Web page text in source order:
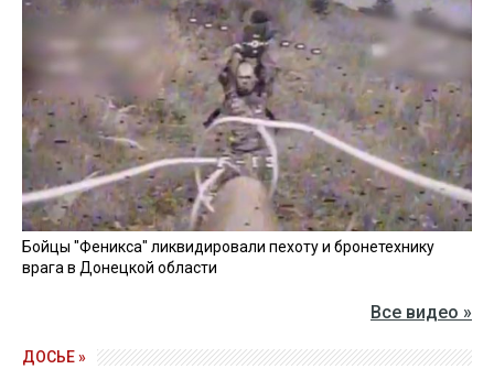
Бойцы "Феникса" ликвидировали пехоту и бронетехнику
врага в Донецкой области
Все видео »
ДОСЬЕ »